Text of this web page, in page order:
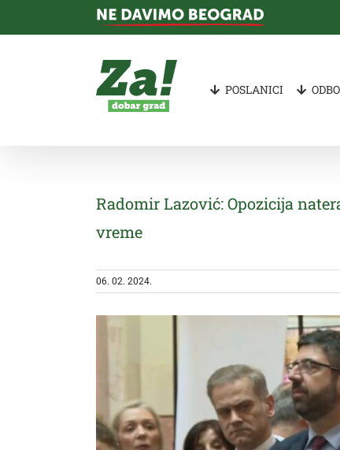
POSLANICI
Radomir Lazović: Opozicija
vreme
06. 02. 2024.